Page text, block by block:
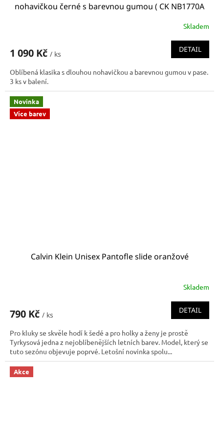
nohavičkou černé s barevnou gumou ( CK NB1770A
Skladem
1 090 Kč / ks
DETAIL
Oblíbená klasika s dlouhou nohavičkou a barevnou gumou v pase.
3 ks v balení.
Novinka
Více barev
Calvin Klein Unisex Pantofle slide oranžové
Skladem
790 Kč / ks
DETAIL
Pro kluky se skvěle hodí k šedé a pro holky a ženy je prostě
Tyrkysová jedna z nejoblíbenějších letních barev. Model, který se
tuto sezónu objevuje poprvé. Letošní novinka spolu...
Akce